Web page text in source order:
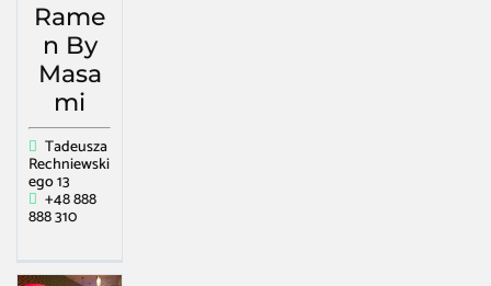
Rame
n By
Masa
mi
Tadeusza
Rechniewski
ego 13
+48 888
888 310